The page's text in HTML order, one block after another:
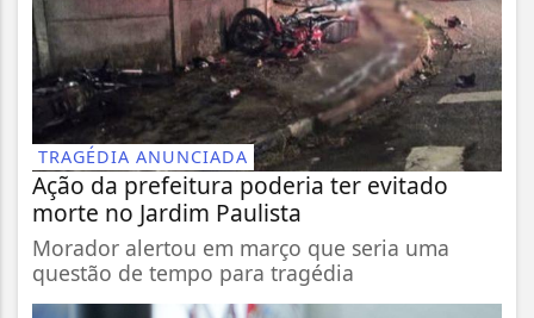
TRAGÉDIA ANUNCIADA
Ação da prefeitura poderia ter evitado
morte no Jardim Paulista
Morador alertou em março que seria uma
questão de tempo para tragédia